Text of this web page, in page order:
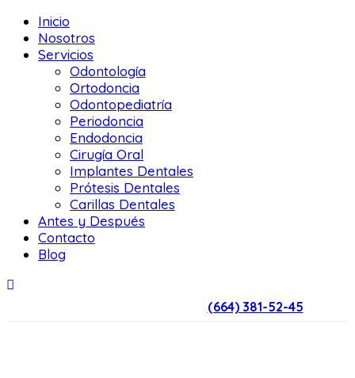
Inicio
Nosotros
Servicios
Odontología
Ortodoncia
Odontopediatría
Periodoncia
Endodoncia
Cirugía Oral
Implantes Dentales
Prótesis Dentales
Carillas Dentales
Antes y Después
Contacto
Blog
(664) 381-52-45